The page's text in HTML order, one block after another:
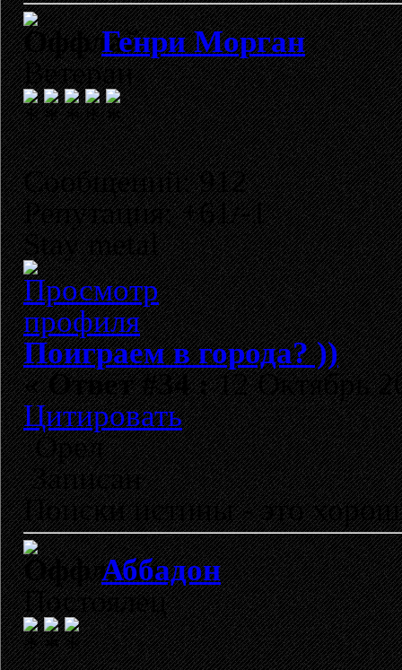
Генри Морган
Ветеран
Сообщений: 912
Репутация: +61/-1
Stay metal
Поиграем в города? ))
«Ответ #34 :12 Октябрь
Цитировать
Орел
Записан
Поиски истины - это
Аббадон
Постоялец